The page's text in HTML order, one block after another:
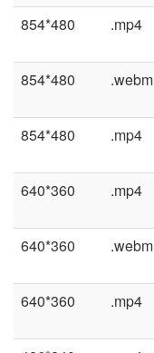
854*480
.mp4
854*480
.webm
854*480
.mp4
640*360
.mp4
640*360
.webm
640*360
.mp4